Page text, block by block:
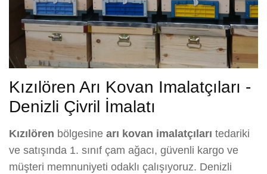
Kızılören Arı Kovan Imalatçıları -
Denizli Çivril İmalatı
Kızılören bölgesine arı kovan imalatçıları tedariki
ve satışında 1. sınıf çam ağacı, güvenli kargo ve
müşteri memnuniyeti odaklı çalışıyoruz. Denizli